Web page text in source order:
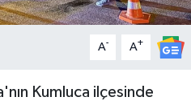
A- A+
Kumluca ilçesinde